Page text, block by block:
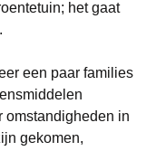
het gaat
een paar families
omstandigheden in
gekomen,